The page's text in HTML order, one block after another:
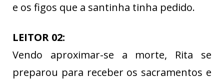
e os figos que a santinha tinha pedido.
LEITOR 02:
Vendo aproximar-se a morte, Rita se
preparou para receber os sacramentos e